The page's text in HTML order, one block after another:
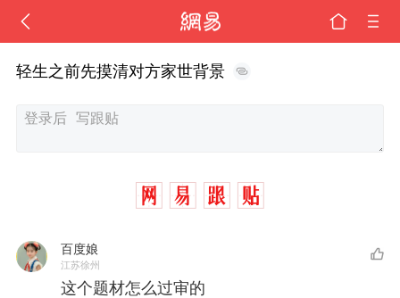
轻生之前先摸清对方家世背景
百度娘
江苏徐州
这个题材怎么过审的